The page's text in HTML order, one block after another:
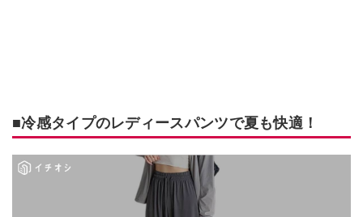
■冷感タイプのレディースパンツで夏も快適！